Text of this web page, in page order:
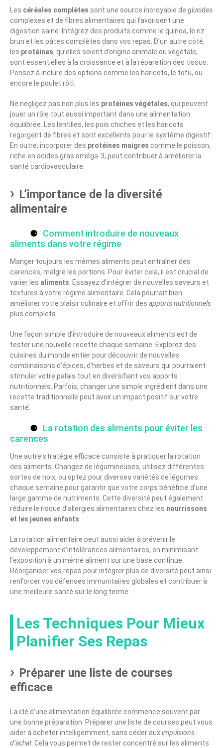
Les céréales complètes sont une source incroyable de glucides
complexes et de fibres alimentaires qui favorisent une
digestion saine. Intégrez des produits comme le quinoa, le riz
brun et les pâtes complètes dans vos repas. D’un autre côté,
les protéines, qu’elles soient d’origine animale ou végétale,
sont essentielles à la croissance et à la réparation des tissus.
Pensez à inclure des options comme les haricots, le tofu, ou
encore le poulet rôti.
Ne négligez pas non plus les protéines végétales, qui peuvent
jouer un rôle tout aussi important dans une alimentation
équilibrée. Les lentilles, les pois chiches et les haricots
regorgent de fibres et sont excellents pour le système digestif.
En outre, incorporer des protéines maigres comme le poisson,
riche en acides gras oméga-3, peut contribuer à améliorer la
santé cardiovasculaire.
L’importance de la diversité
alimentaire
Comment introduire de nouveaux
aliments dans votre régime
Manger toujours les mêmes aliments peut entraîner des
carences, malgré les portions. Pour éviter cela, il est crucial de
varier les aliments . Essayez d’intégrer de nouvelles saveurs et
textures à votre régime alimentaire. Cela pourrait bien
améliorer votre plaisir culinaire et offrir des apports nutritionnels
plus complets.
Une façon simple d’introduire de nouveaux aliments est de
tester une nouvelle recette chaque semaine. Explorez des
cuisines du monde entier pour découvrir de nouvelles
combinaisons d’épices, d’herbes et de saveurs qui pourraient
stimuler votre palais tout en diversifiant vos apports
nutritionnels. Parfois, changer une simple ingrédient dans une
recette traditionnelle peut avoir un impact positif sur votre
santé.
La rotation des aliments pour éviter les
carences
Une autre stratégie efficace consiste à pratiquer la rotation
des aliments. Changez de légumineuses, utilisez différentes
sortes de noix, ou optez pour diverses variétés de légumes
chaque semaine pour garantir que votre corps bénéficie d’une
large gamme de nutriments. Cette diversité peut également
réduire le risque d’allergies alimentaires chez les nourrissons
et les jeunes enfants
La rotation alimentaire peut aussi aider à prévenir le
développement d’intolérances alimentaires, en minimisant
l’exposition à un même aliment sur une base continue.
Réorganiser vos repas pour intégrer plus de diversité peut ainsi
renforcer vos défenses immunitaires globales et contribuer à
une meilleure santé sur le long terme.
Les Techniques Pour Mieux
Planifier Ses Repas
Préparer une liste de courses
efficace
La clé d’une alimentation équilibrée commence souvent par
une bonne préparation. Préparer une liste de courses peut vous
aider à acheter intelligemment, sans céder auximpulsions
d’achat. Cela vous permet de rester concentré sur les aliments